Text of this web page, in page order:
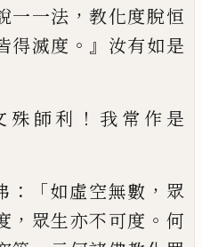
一一法 ，教化度脫恒
得滅度 。』 汝有如是
殊師利 ！ 我常作是
：「如虛空無數 ， 眾
， 眾生亦不可度 。 何